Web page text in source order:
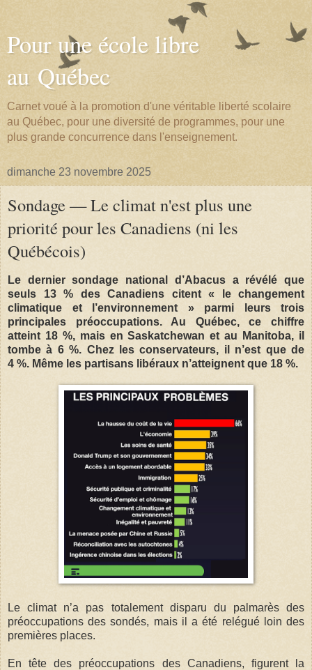
Pour une école libre
au Québec
Carnet voué à la promotion d'une véritable liberté scolaire
au Québec, pour une diversité de programmes, pour une
plus grande concurrence dans l'enseignement.
dimanche 23 novembre 2025
Sondage — Le climat n'est plus une
priorité pour les Canadiens (ni les
Québécois)
Le dernier sondage national d’Abacus a révélé que
seuls 13 % des Canadiens citent « le changement
climatique et l’environnement » parmi leurs trois
principales préoccupations. Au Québec, ce chiffre
atteint 18 %, mais en Saskatchewan et au Manitoba, il
tombe à 6 %. Chez les conservateurs, il n’est que de
4 %. Même les partisans libéraux n’atteignent que 18 %.
Le climat n’a pas totalement disparu du palmarès des
préoccupations des sondés, mais il a été relégué loin des
premières places.
En tête des préoccupations des Canadiens, figurent la